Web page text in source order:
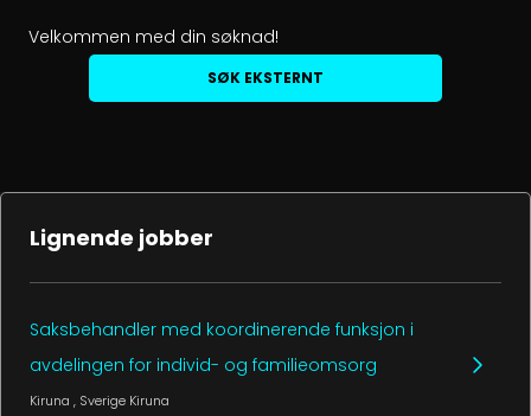
Velkommen med din søknad!
SØK EKSTERNT
Lignende jobber
Saksbehandler med koordinerende funksjon i
avdelingen for individ- og familieomsorg
Kiruna , Sverige Kiruna